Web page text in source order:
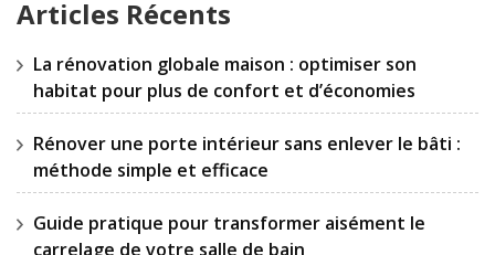
Articles Récents
La rénovation globale maison : optimiser son
habitat pour plus de confort et d’économies
Rénover une porte intérieur sans enlever le bâti :
méthode simple et efficace
Guide pratique pour transformer aisément le
carrelage de votre salle de bain